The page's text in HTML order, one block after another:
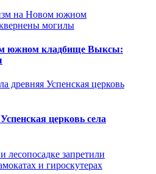
южном кладбище Выксы:
церковь села